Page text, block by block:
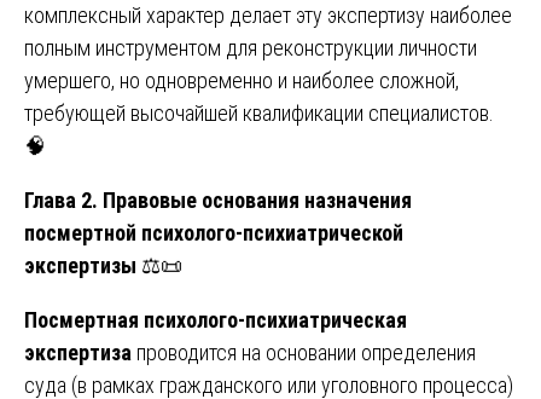
комплексный характер делает эту экспертизу наиболее
полным инструментом для реконструкции личности
умершего, но одновременно и наиболее сложной,
требующей высочайшей квалификации специалистов.
🧠
Глава 2. Правовые основания назначения
посмертной психолого-психиатрической
экспертизы ⚖️📜
Посмертная психолого-психиатрическая
экспертиза проводится на основании определения
суда (в рамках гражданского или уголовного процесса)